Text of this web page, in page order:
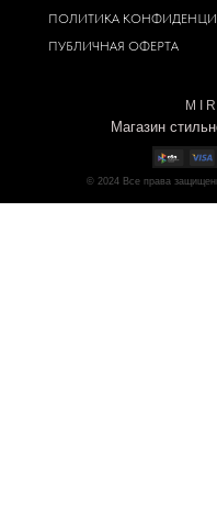
M I
Магазин
© 2024 Все права
ПОЛИТИКА
ПУБЛИЧНАЯ ОФЕРТА